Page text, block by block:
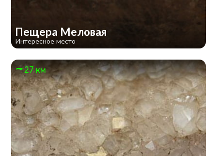
Пещера Меловая
Интересное место
27 км